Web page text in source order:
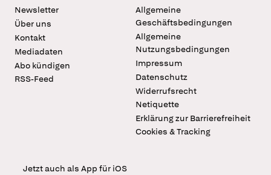
Newsletter
Über uns
Kontakt
Mediadaten
Abo kündigen
RSS-Feed
Allgemeine
Geschäftsbedingungen
Allgemeine
Nutzungsbedingungen
Impressum
Datenschutz
Widerrufsrecht
Netiquette
Erklärung zur Barrierefreiheit
Cookies & Tracking
Jetzt auch als App für iOS